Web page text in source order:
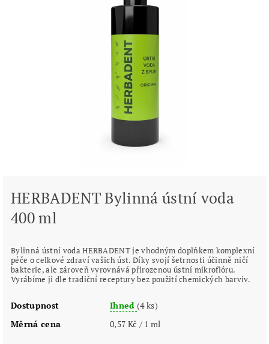
HERBADENT Bylinná ústní voda
400 ml
Bylinná ústní voda HERBADENT je vhodným doplňkem komplexní
péče o celkové zdraví vašich úst. Díky svojí šetrnosti účinně ničí
bakterie, ale zároveň vyrovnává přirozenou ústní mikroflóru.
Vyrábíme ji dle tradiční receptury bez použití chemických barviv.
Dostupnost Ihned(4 ks)
Měrná cena
0,57 Kč / 1 ml